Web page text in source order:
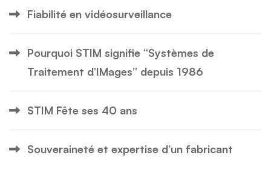
Fiabilité en vidéosurveillance
Pourquoi STIM signifie “Systèmes de
Traitement d’IMages” depuis 1986
STIM Fête ses 40 ans
Souveraineté et expertise d’un fabricant